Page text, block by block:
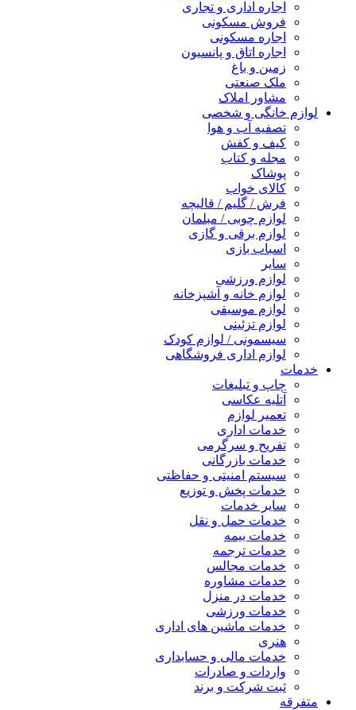
اجاره اداری و تجاری
فروش مسکونی
اجاره مسکونی
اجاره اتاق و پانسیون
زمین و باغ
ملک صنعتی
مشاور املاک
لوازم خانگی و شخصی
تصفیه آب و هوا
کیف و کفش
مجله و کتاب
پوشاک
کالای خواب
فرش / گلیم / قالیچه
لوازم چوبی / مبلمان
لوازم برقی و گازی
اسباب بازی
سایر
لوازم ورزشی
لوازم خانه و آشپزخانه
لوازم موسیقی
لوازم تزئینی
سیسمونی / لوازم کودک
لوازم اداری فروشگاهی
خدمات
چاپ و تبلیغات
آتلیه عکاسی
تعمیر لوازم
خدمات اداری
تفریح و سرگرمی
خدمات بازرگانی
سیستم امنیتی و حفاظتی
خدمات پخش و توزیع
سایر خدمات
خدمات حمل و نقل
خدمات بیمه
خدمات ترجمه
خدمات مجالس
خدمات مشاوره
خدمات در منزل
خدمات ورزشی
خدمات ماشین های اداری
هنری
خدمات مالی و حسابداری
واردات و صادرات
ثبت شرکت و برند
متفرقه